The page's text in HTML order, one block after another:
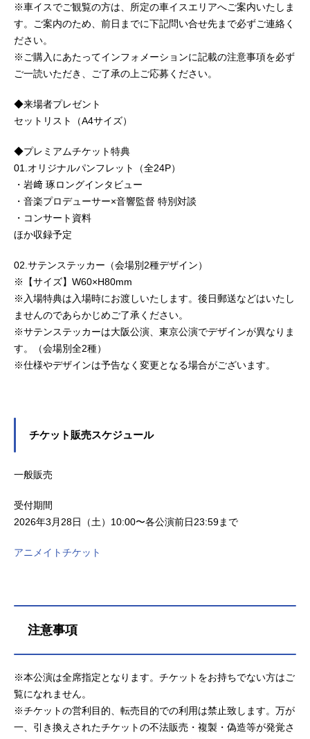
※車イスでご観覧の方は、所定の車イスエリアへご案内いたしま
す。ご案内のため、前日までに下記問い合せ先まで必ずご連絡く
ださい。
※ご購入にあたってインフォメーションに記載の注意事項を必ず
ご一読いただき、ご了承の上ご応募ください。
◆来場者プレゼント
セットリスト（A4サイズ）
◆プレミアムチケット特典
01.オリジナルパンフレット（全24P）
・岩﨑 琢ロングインタビュー
・音楽プロデューサー×音響監督 特別対談
・コンサート資料
ほか収録予定
02.サテンステッカー（会場別2種デザイン）
※【サイズ】W60×H80mm
※入場特典は入場時にお渡しいたします。後日郵送などはいたし
ませんのであらかじめご了承ください。
※サテンステッカーは大阪公演、東京公演でデザインが異なりま
す。（会場別全2種）
※仕様やデザインは予告なく変更となる場合がございます。
チケット販売スケジュール
一般販売
受付期間
2026年3月28日（土）10:00〜各公演前日23:59まで
アニメイトチケット
注意事項
※本公演は全席指定となります。チケットをお持ちでない方はご
覧になれません。
※チケットの営利目的、転売目的での利用は禁止致します。万が
一、引き換えされたチケットの不法販売・複製・偽造等が発覚さ